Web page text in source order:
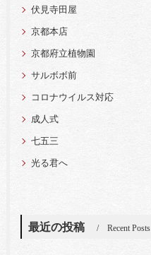
伏見寺田屋
京都本店
京都府立植物園
サルボボ前
コロナウイルス対応
成人式
七五三
光る君へ
最近の投稿 Recent Posts